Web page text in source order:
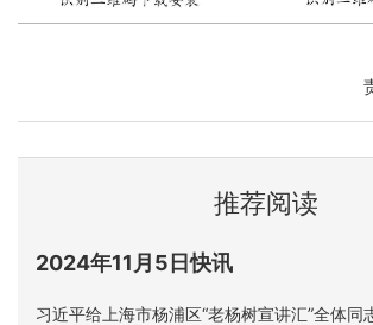
推荐阅读
2024年11月5日快讯
习近平给上海市杨浦区“老杨树宣讲汇”全体同